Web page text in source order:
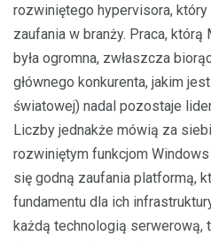
rozwiniętego hypervisora,
zaufania w branży. Praca,
była ogromna, zwłaszcza
głównego konkurenta, jakim
światowej) nadal pozostaje
Liczby jednakże mówią za
rozwiniętym funkcjom
się godną zaufania platformą,
fundamentu dla ich
każdą technologią serwerową,